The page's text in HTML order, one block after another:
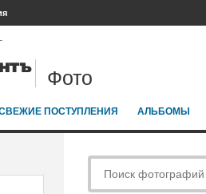
Фото
ПОСТУПЛЕНИЯ АЛЬБОМЫ